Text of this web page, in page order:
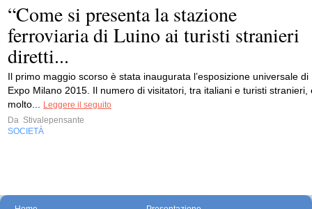
“Come si presenta la stazione
ferroviaria di Luino ai turisti stranieri
diretti...
Il primo maggio scorso è stata inaugurata l’esposizione universale di
Expo Milano 2015. Il numero di visitatori, tra italiani e turisti stranieri,
molto...
Leggere il seguito
Da Stivalepensante
SOCIETÀ